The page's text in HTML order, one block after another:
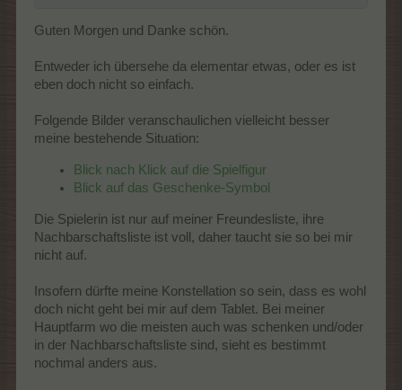
Guten Morgen und Danke schön.
Entweder ich übersehe da elementar etwas, oder es ist
eben doch nicht so einfach.
Folgende Bilder veranschaulichen vielleicht besser
meine bestehende Situation:
Blick nach Klick auf die Spielfigur
Blick auf das Geschenke-Symbol
Die Spielerin ist nur auf meiner Freundesliste, ihre
Nachbarschaftsliste ist voll, daher taucht sie so bei mir
nicht auf.
Insofern dürfte meine Konstellation so sein, dass es wohl
doch nicht geht bei mir auf dem Tablet. Bei meiner
Hauptfarm wo die meisten auch was schenken und/oder
in der Nachbarschaftsliste sind, sieht es bestimmt
nochmal anders aus.